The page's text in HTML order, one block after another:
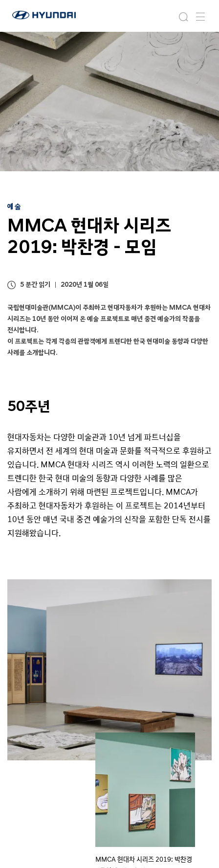
라
프
스
일
자
동
차
드
글
로
벌
비
게
검
색
메
뉴
예술
MMCA 현대차 시리즈
2019: 박찬경 - 모임
5 분간 읽기 2020년 1월 06일
국립현대미술관(MMCA)이 주최하고 현대자동차가 후원하는 MMCA 현대차
시리즈는 10년 동안 이어져 온 예술 프로젝트로 매년 중견 예술가의 작품을
전시합니다.
이 프로젝트는 각계 각층의 관람객에게 트렌디한 한국 현대미술 동향과 다양한
사례를 소개합니다.
50주년
현대자동차는 다양한 미술관과 10년 넘게 파트너십을
유지하면서 전 세계의 현대 미술과 문화를 적극적으로 후원하고
있습니다. MMCA 현대차 시리즈 역시 이러한 노력의 일환으로
트렌디한 한국 현대 미술의 동향과 다양한 사례를 많은
사람에게 소개하기 위해 마련된 프로젝트입니다. MMCA가
주최하고 현대자동차가 후원하는 이 프로젝트는 2014년부터
10년 동안 매년 국내 중견 예술가의 신작을 포함한 단독 전시를
지원해왔습니다.
MMCA 현대차 시리즈 2019: 박찬경